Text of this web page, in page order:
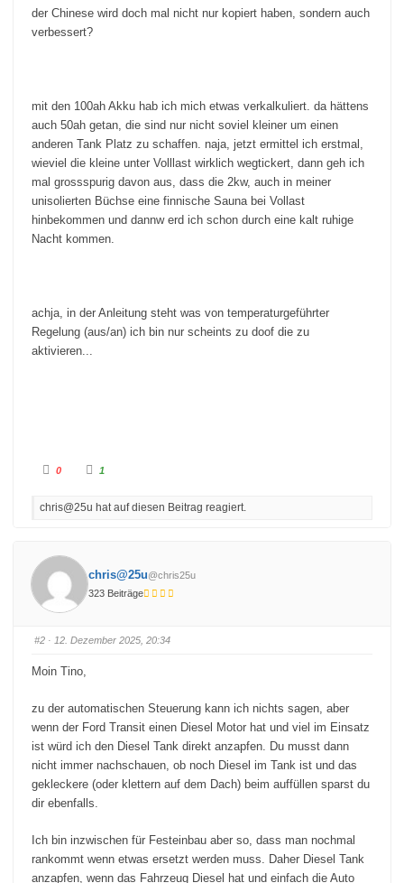
der Chinese wird doch mal nicht nur kopiert haben, sondern auch
verbessert?
mit den 100ah Akku hab ich mich etwas verkalkuliert. da hättens
auch 50ah getan, die sind nur nicht soviel kleiner um einen
anderen Tank Platz zu schaffen. naja, jetzt ermittel ich erstmal,
wieviel die kleine unter Volllast wirklich wegtickert, dann geh ich
mal grossspurig davon aus, dass die 2kw, auch in meiner
unisolierten Büchse eine finnische Sauna bei Vollast
hinbekommen und dannw erd ich schon durch eine kalt ruhige
Nacht kommen.
achja, in der Anleitung steht was von temperaturgeführter
Regelung (aus/an) ich bin nur scheints zu doof die zu
aktivieren...
i
f
r
a
c
h
t
n
0
ü
r
D
a
n
n
e
.
1
chris@25u hat auf diesen Beitrag reagiert.
chris@25u@chris25u
323 Beiträge
#2 · 12. Dezember 2025, 20:34
Moin Tino,
zu der automatischen Steuerung kann ich nichts sagen, aber
wenn der Ford Transit einen Diesel Motor hat und viel im Einsatz
ist würd ich den Diesel Tank direkt anzapfen. Du musst dann
nicht immer nachschauen, ob noch Diesel im Tank ist und das
gekleckere (oder klettern auf dem Dach) beim auffüllen sparst du
dir ebenfalls.
Ich bin inzwischen für Festeinbau aber so, dass man nochmal
rankommt wenn etwas ersetzt werden muss. Daher Diesel Tank
anzapfen, wenn das Fahrzeug Diesel hat und einfach die Auto